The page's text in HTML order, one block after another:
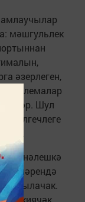
мәшгульлек
әзерлеген,
Проблемалар
Шул
белгечлеге
юнәлешкә
киячәк.